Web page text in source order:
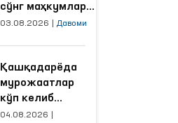
сўнг маҳкумлар
меҳнат қилаётган
яхшиланди
03.08.2026 Давоми
Қашқадарёда
мурожаатлар
кўп келиб
тушаётган
04.08.2026